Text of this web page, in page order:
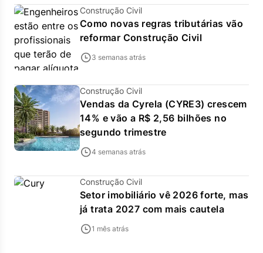
Construção Civil
Como novas regras tributárias vão
reformar Construção Civil
3 semanas atrás
Construção Civil
Vendas da Cyrela (CYRE3) crescem
14% e vão a R$ 2,56 bilhões no
segundo trimestre
4 semanas atrás
Construção Civil
Setor imobiliário vê 2026 forte, mas
já trata 2027 com mais cautela
1 mês atrás